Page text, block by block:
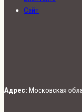
Сайт
Адрес: Московская